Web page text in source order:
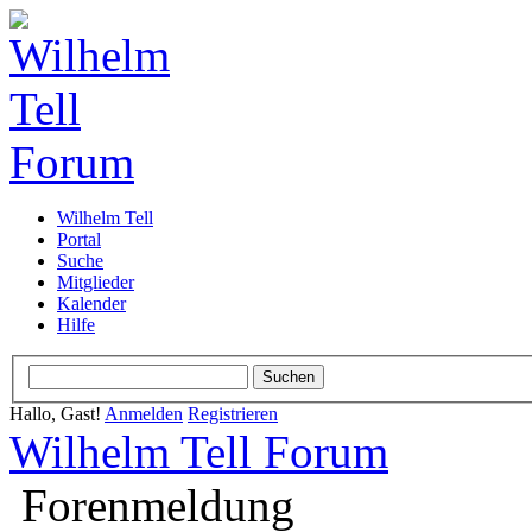
Wilhelm Tell
Portal
Suche
Mitglieder
Kalender
Hilfe
Hallo, Gast! Anmelden Registrieren
Wilhelm Tell Forum
Forenmeldung